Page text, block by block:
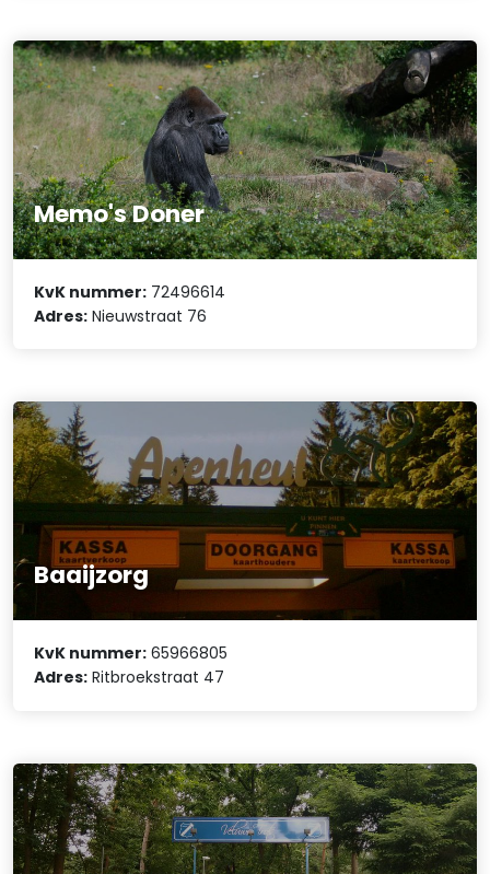
Memo's Doner
KvK nummer: 72496614
Adres: Nieuwstraat 76
Baaijzorg
KvK nummer: 65966805
Adres: Ritbroekstraat 47